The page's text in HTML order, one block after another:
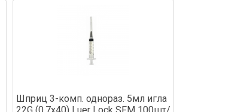
Шприц 3-комп. однораз. 5мл игла
22G (0,7x40) Luer Lock SFM 100шт/